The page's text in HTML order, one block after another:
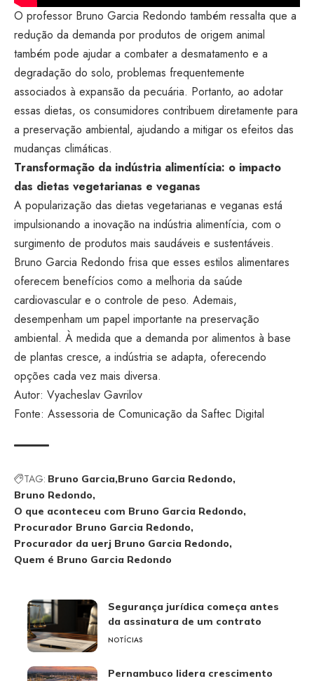
O professor Bruno Garcia Redondo também ressalta que a
redução da demanda por produtos de origem animal
também pode ajudar a combater a desmatamento e a
degradação do solo, problemas frequentemente
associados à expansão da pecuária. Portanto, ao adotar
essas dietas, os consumidores contribuem diretamente para
a preservação ambiental, ajudando a mitigar os efeitos das
mudanças climáticas.
Transformação da indústria alimentícia: o impacto
das dietas vegetarianas e veganas
A popularização das dietas vegetarianas e veganas está
impulsionando a inovação na indústria alimentícia, com o
surgimento de produtos mais saudáveis e sustentáveis.
Bruno Garcia Redondo frisa que esses estilos alimentares
oferecem benefícios como a melhoria da saúde
cardiovascular e o controle de peso. Ademais,
desempenham um papel importante na preservação
ambiental. À medida que a demanda por alimentos à base
de plantas cresce, a indústria se adapta, oferecendo
opções cada vez mais diversa.
Autor: Vyacheslav Gavrilov
Fonte: Assessoria de Comunicação da Saftec Digital
TAG: Bruno Garcia Bruno Garcia Redondo
Bruno Redondo
O que aconteceu com Bruno Garcia Redondo
Procurador Bruno Garcia Redondo
Procurador da uerj Bruno Garcia Redondo
Quem é Bruno Garcia Redondo
Segurança jurídica começa antes
da assinatura de um contrato
NOTÍCIAS
Pernambuco lidera crescimento